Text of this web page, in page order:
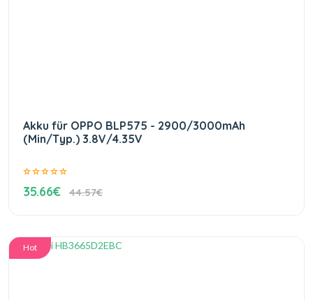
Akku für OPPO BLP575 - 2900/3000mAh
(Min/Typ.) 3.8V/4.35V
35.66€ 44.57€
Hot